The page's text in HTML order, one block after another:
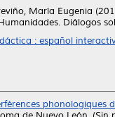
María Eugenia
Diálogos
: español
phonologiques